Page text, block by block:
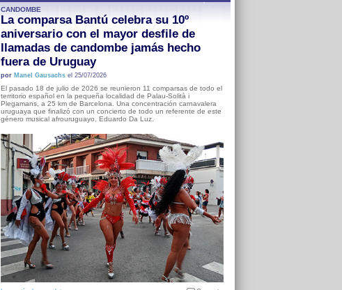
CANDOMBE
La comparsa Bantú celebra su 10º
aniversario con el mayor desfile de
llamadas de candombe jamás hecho
fuera de Uruguay
por Manel Gausachsel 25/07/2026
El pasado 18 de julio de 2026 se reunieron 11 comparsas de todo el
territorio español en la pequeña localidad de Palau-Solità i
Plegamans, a 25 km de Barcelona. Una concentración carnavalera
uruguaya que finalizó con un concierto de todo un referente de este
género musical afrouruguayo, Eduardo Da Luz.